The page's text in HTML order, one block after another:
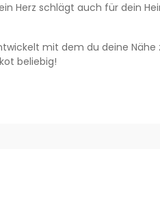
Herz schlägt auch für dein
mit dem du deine
beliebig!